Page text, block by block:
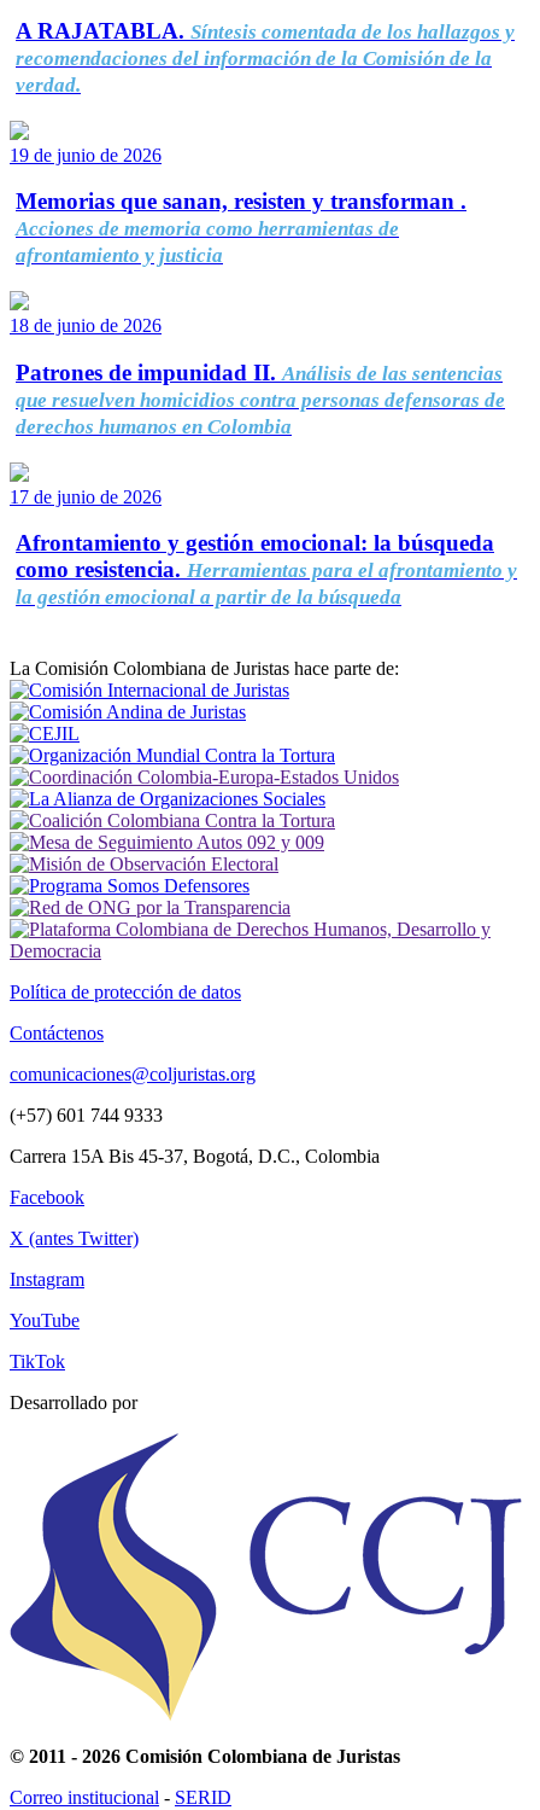
A RAJATABLA. Síntesis comentada de los hallazgos y
recomendaciones del información de la Comisión de la
verdad.
19 de junio de 2026
Memorias que sanan, resisten y transforman .
Acciones de memoria como herramientas de
afrontamiento y justicia
18 de junio de 2026
Patrones de impunidad II. Análisis de las sentencias
que resuelven homicidios contra personas defensoras de
derechos humanos en Colombia
17 de junio de 2026
Afrontamiento y gestión emocional: la búsqueda
como resistencia. Herramientas para el afrontamiento y
la gestión emocional a partir de la búsqueda
La Comisión Colombiana de Juristas hace parte de:
Política de protección de datos
Contáctenos
comunicaciones@coljuristas.org
(+57) 601 744 9333
Carrera 15A Bis 45-37, Bogotá, D.C., Colombia
Facebook
X (antes Twitter)
Instagram
YouTube
TikTok
Desarrollado por
© 2011 - 2026 Comisión Colombiana de Juristas
Correo institucional - SERID